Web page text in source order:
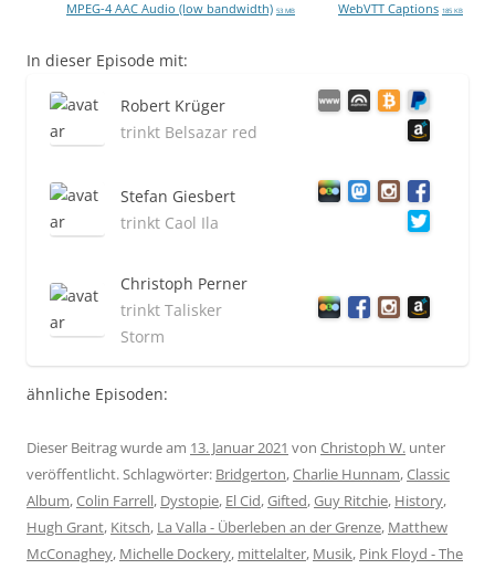
MPEG-4 AAC Audio (low bandwidth) 53 MB WebVTT Captions 185 KB
In dieser Episode mit:
Robert Krüger
trinkt Belsazar red
Stefan Giesbert
trinkt Caol Ila
Christoph Perner
trinkt Talisker
Storm
ähnliche Episoden:
Dieser Beitrag wurde am 13. Januar 2021 von Christoph W. unter
veröffentlicht. Schlagwörter: Bridgerton,Charlie Hunnam,Classic
Album,Colin Farrell, Dystopie, El Cid,Gifted,Guy Ritchie, History,
Hugh Grant, Kitsch, La Valla - Überleben an der Grenze, Matthew
McConaghey, Michelle Dockery, mittelalter, Musik, Pink Floyd - The